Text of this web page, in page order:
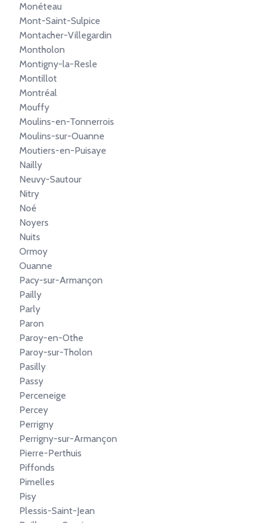
Monéteau
Mont-Saint-Sulpice
Montacher-Villegardin
Montholon
Montigny-la-Resle
Montillot
Montréal
Mouffy
Moulins-en-Tonnerrois
Moulins-sur-Ouanne
Moutiers-en-Puisaye
Nailly
Neuvy-Sautour
Nitry
Noé
Noyers
Nuits
Ormoy
Ouanne
Pacy-sur-Armançon
Pailly
Parly
Paron
Paroy-en-Othe
Paroy-sur-Tholon
Pasilly
Passy
Perceneige
Percey
Perrigny
Perrigny-sur-Armançon
Pierre-Perthuis
Piffonds
Pimelles
Pisy
Plessis-Saint-Jean